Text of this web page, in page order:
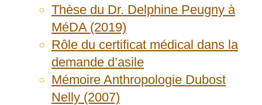
Thèse du Dr. Delphine Peugny à
MéDA (2019)
Rôle du certificat médical dans la
demande d’asile
Mémoire Anthropologie Dubost
Nelly (2007)